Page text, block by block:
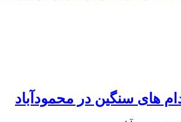
های سنگین در محمودآباد